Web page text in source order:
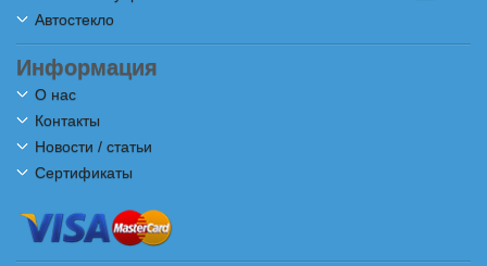
Автостекло
Информация
О нас
Контакты
Новости / статьи
Сертификаты